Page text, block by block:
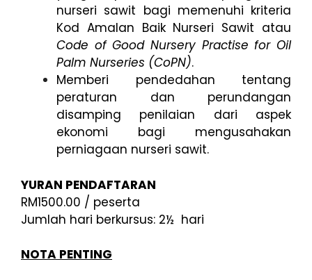
nurseri sawit bagi memenuhi kriteria
Kod Amalan Baik Nurseri Sawit atau
Code of Good Nursery Practise for Oil
Palm Nurseries (CoPN).
Memberi pendedahan tentang
peraturan dan perundangan
disamping penilaian dari aspek
ekonomi bagi mengusahakan
perniagaan nurseri sawit.
YURAN PENDAFTARAN
RM1500.00 / peserta
Jumlah hari berkursus: 2½ hari
NOTA PENTING